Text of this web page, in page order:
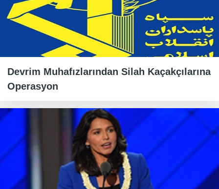
Devrim Muhafızlarından Silah Kaçakçılarına
Operasyon